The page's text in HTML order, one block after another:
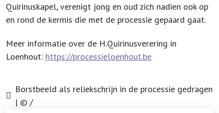
Quirinuskapel, verenigt jong en oud zich nadien ook op
en rond de kermis die met de processie gepaard gaat.
Meer informatie over de H.Quirinusverering in
Loenhout: https://processieloenhout.be
Borstbeeld als reliekschrijn in de processie gedragen
| © /